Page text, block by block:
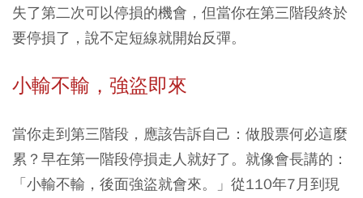
失了第二次可以停損的機會，但當你在第三階段終於
要停損了，說不定短線就開始反彈。
小輸不輸，強盜即來
當你走到第三階段，應該告訴自己：做股票何必這麼
累？早在第一階段停損走人就好了。就像會長講的：
「小輸不輸，後面強盜就會來。」從110年7月到現